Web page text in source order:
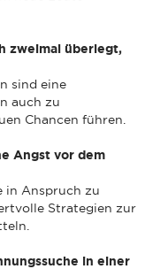
zweimal überlegt,
sind eine
auch zu
Chancen führen.
Angst vor dem
in Anspruch zu
Strategien zur
in einer